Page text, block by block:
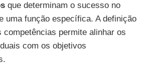
que determinam o sucesso no
uma função específica. A definição
competências permite alinhar os
com os objetivos